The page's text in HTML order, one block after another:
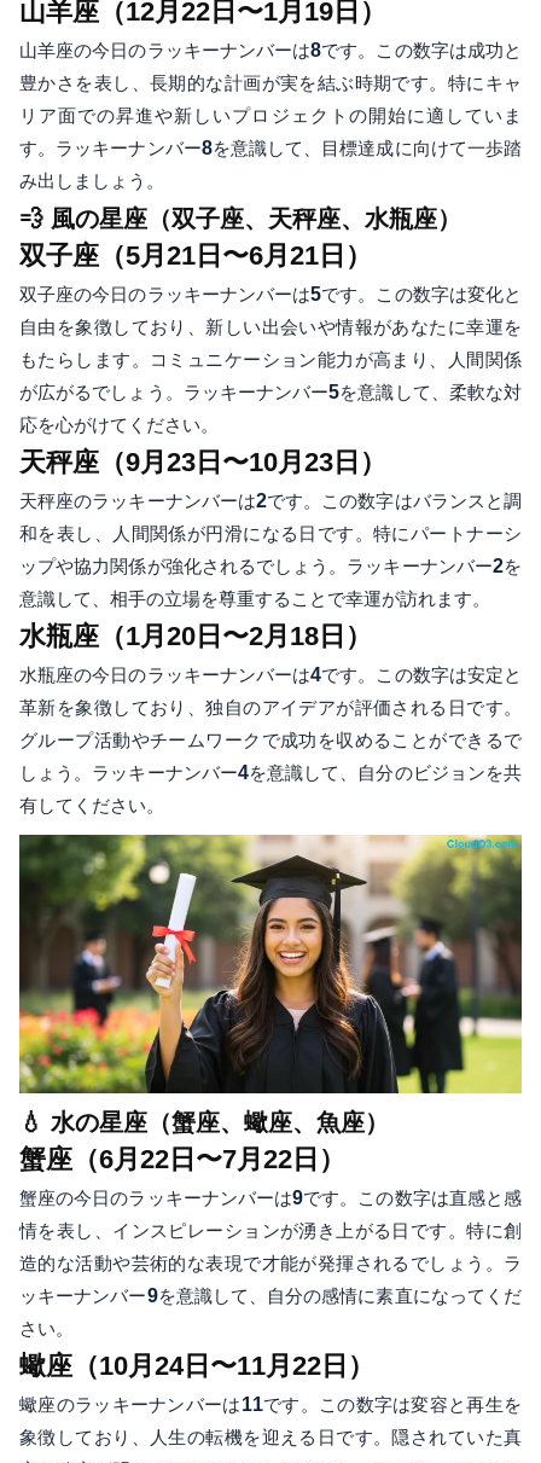
山羊座（12月22日〜1月19日）
山羊座の今日のラッキーナンバーは8です。この数字は成功と
豊かさを表し、長期的な計画が実を結ぶ時期です。特にキャ
リア面での昇進や新しいプロジェクトの開始に適していま
す。ラッキーナンバー8を意識して、目標達成に向けて一歩踏
み出しましょう。
💨 風の星座（双子座、天秤座、水瓶座）
双子座（5月21日〜6月21日）
双子座の今日のラッキーナンバーは5です。この数字は変化と
自由を象徴しており、新しい出会いや情報があなたに幸運を
もたらします。コミュニケーション能力が高まり、人間関係
が広がるでしょう。ラッキーナンバー5を意識して、柔軟な対
応を心がけてください。
天秤座（9月23日〜10月23日）
天秤座のラッキーナンバーは2です。この数字はバランスと調
和を表し、人間関係が円滑になる日です。特にパートナーシ
ップや協力関係が強化されるでしょう。ラッキーナンバー2を
意識して、相手の立場を尊重することで幸運が訪れます。
水瓶座（1月20日〜2月18日）
水瓶座の今日のラッキーナンバーは4です。この数字は安定と
革新を象徴しており、独自のアイデアが評価される日です。
グループ活動やチームワークで成功を収めることができるで
しょう。ラッキーナンバー4を意識して、自分のビジョンを共
有してください。
💧 水の星座（蟹座、蠍座、魚座）
蟹座（6月22日〜7月22日）
蟹座の今日のラッキーナンバーは9です。この数字は直感と感
情を表し、インスピレーションが湧き上がる日です。特に創
造的な活動や芸術的な表現で才能が発揮されるでしょう。ラ
ッキーナンバー9を意識して、自分の感情に素直になってくだ
さい。
蠍座（10月24日〜11月22日）
蠍座のラッキーナンバーは11です。この数字は変容と再生を
象徴しており、人生の転機を迎える日です。隠されていた真